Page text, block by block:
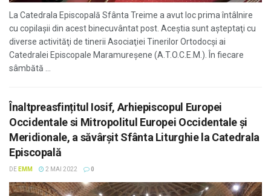
La Catedrala Episcopală Sfânta Treime a avut loc prima întâlnire
cu copilașii din acest binecuvântat post. Aceştia sunt aşteptaţi cu
diverse activităţi de tinerii Asociaţiei Tinerilor Ortodocşi ai
Catedralei Episcopale Maramureşene (A.T.O.C.E.M.). În fiecare
sâmbătă ...
Înaltpreasfințitul Iosif, Arhiepiscopul Europei
Occidentale si Mitropolitul Europei Occidentale și
Meridionale, a săvârșit Sfânta Liturghie la Catedrala
Episcopală
DE EMM 2 MAI 2022 0